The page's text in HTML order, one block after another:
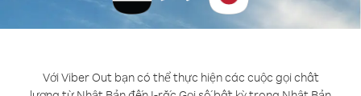
Với Viber Out bạn có thể thực hiện các cuộc gọi chất